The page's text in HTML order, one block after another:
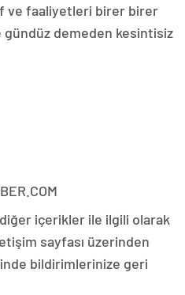
ve faaliyetleri birer birer
demeden kesintisiz
içerikler ile ilgili olarak
sayfası üzerinden
bildirimlerinize geri